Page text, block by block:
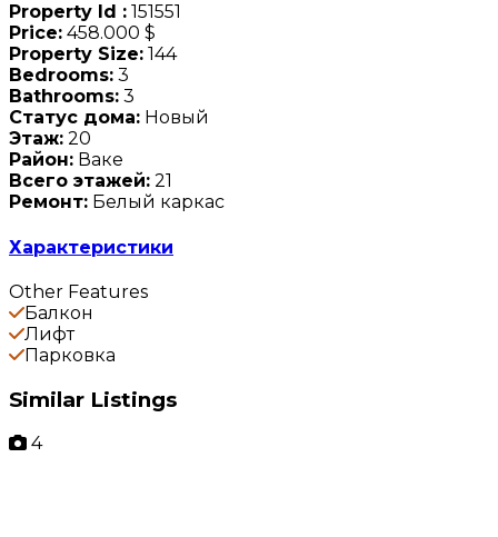
Property Id : 151551
Price: 458.000 $
Property Size: 144
Bedrooms: 3
Bathrooms: 3
Статус дома: Новый
Этаж: 20
Район: Ваке
Всего этажей: 21
Ремонт: Белый каркас
Характеристики
Other Features
Балкон
Лифт
Парковка
Similar Listings
4